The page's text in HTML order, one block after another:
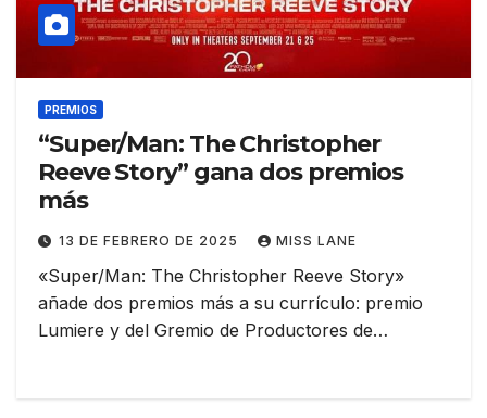
PREMIOS
“Super/Man: The Christopher
Reeve Story” gana dos premios
más
13 DE FEBRERO DE 2025 MISS LANE
«Super/Man: The Christopher Reeve Story»
añade dos premios más a su currículo: premio
Lumiere y del Gremio de Productores de…